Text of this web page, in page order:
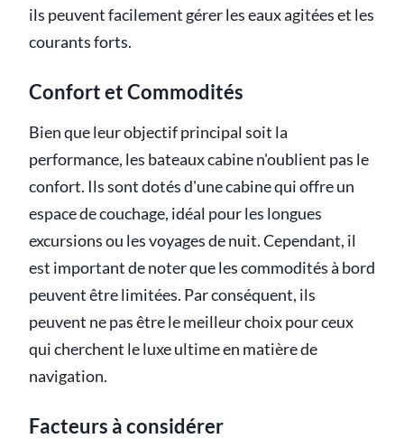
ils peuvent facilement gérer les eaux agitées et les
courants forts.
Confort et Commodités
Bien que leur objectif principal soit la
performance, les bateaux cabine n'oublient pas le
confort. Ils sont dotés d'une cabine qui offre un
espace de couchage, idéal pour les longues
excursions ou les voyages de nuit. Cependant, il
est important de noter que les commodités à bord
peuvent être limitées. Par conséquent, ils
peuvent ne pas être le meilleur choix pour ceux
qui cherchent le luxe ultime en matière de
navigation.
Facteurs à considérer